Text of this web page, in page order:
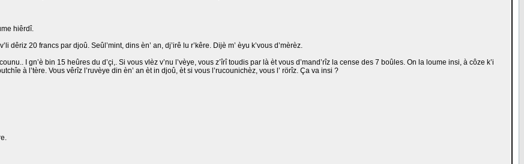
hiêrdî.
dêriz 20 francs par djoû. Seûl’mint, dins èn’ an, dj’irê lu r’kêre. Dijè m’ èyu k’vous d’mèrèz.
I gn’è bin 15 heûres du d’çi,. Si vous vlèz v’nu l’vèye, vous z’îrî toudis par là èt vous d’mand’rîz la cense des 7 boûles. On la loume insi, à côze k’i
à l’tère. Vous vêrîz l’ruvèye din èn’ an èt in djoû, èt si vous l’rucounichèz, vous l’ rörîz. Ça va insi ?